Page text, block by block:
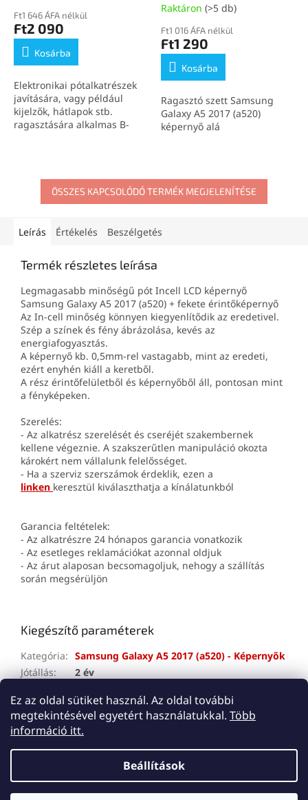
Ez az oldal sütiket használ. Az oldal további
megtekintésével egyetért használatukkal. Több
információ itt.
Beállítások
Ft1 646 ÁFA nélkül
Ft2 090
Kosárba
Elektronikai pótalkatrészek
javítására, vagy például
kijelzők, hátlapok stb.
ragasztására alkalmas B-
Raktáron (>5 db)
Ft1 016 ÁFA nélkül
Ft1 290
Kosárba
Ragasztó szett Samsung
Galaxy A5 2017 (a520)
képernyő alá
ÖSSZES KAPCSOLÓDÓ TERMÉK MEGJELENÍTÉSE
Leírás Értékelés Beszélgetés
Termék részletes leírása
Legmagasabb minőségű pót Incell LCD képernyő
Samsung Galaxy A5 2017 (a520) + fekete érintőképernyő
Az In-cell minőség könnyen kiegyenlítődik az eredetivel.
Szép a színek és fény ábrázolása, kevés az
energiafogyasztás.
A képernyő kb. 0,5mm-rel vastagabb, mint az eredeti,
ezért enyhén kiáll a keretből.
A rész érintőfelületből és képernyőből áll, pontosan mint
a fényképeken.
Szerelés:
- Az alkatrész szerelését és cseréjét szakembernek
kellene végeznie. A szakszerűtlen manipuláció okozta
károkért nem vállalunk felelősséget.
- Ha a szerviz szerszámok érdeklik, ezen a
linken keresztül kiválaszthatja a kínálatunkból
Garancia feltételek:
- Az alkatrészre 24 hónapos garancia vonatkozik
- Az esetleges reklamációkat azonnal oldjuk
- Az árut alaposan becsomagoljuk, nehogy a szállítás
során megsérüljön
Kiegészítő paraméterek
Kategória: Samsung Galaxy A5 2017 (a520) - Képernyők
Jótállás:
2 év
Copyright 2026Lemes. Minden jog fenntartva.Süti